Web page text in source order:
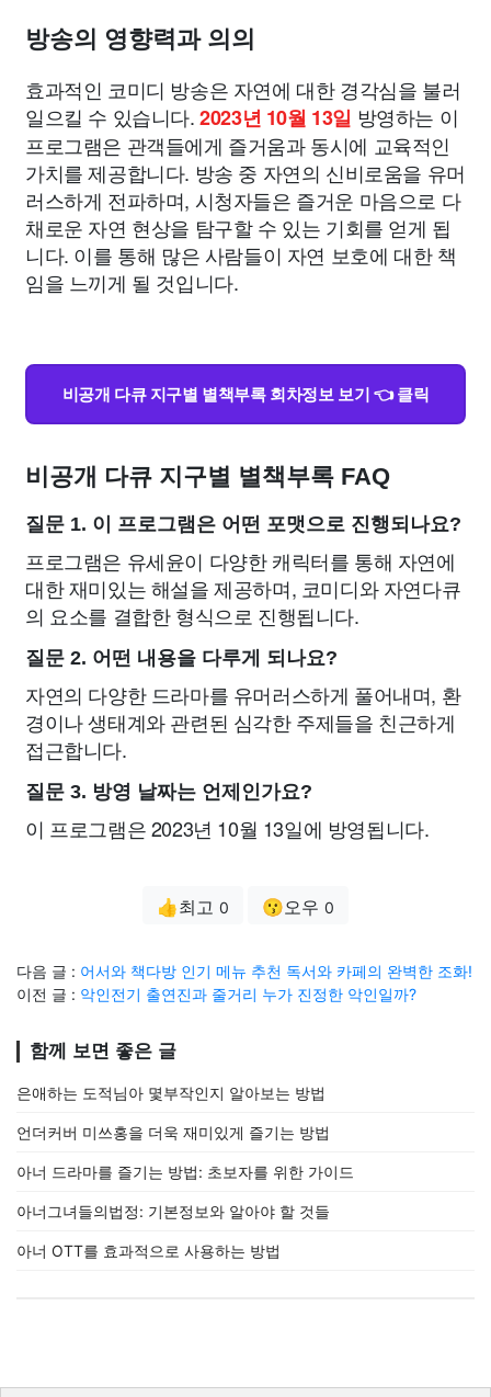
방송의 영향력과 의의
효과적인 코미디 방송은 자연에 대한 경각심을 불러
일으킬 수 있습니다.2023년 10월 13일 방영하는 이
프로그램은 관객들에게 즐거움과 동시에 교육적인
가치를 제공합니다. 방송 중 자연의 신비로움을 유머
러스하게 전파하며, 시청자들은 즐거운 마음으로 다
채로운 자연 현상을 탐구할 수 있는 기회를 얻게 됩
니다. 이를 통해 많은 사람들이 자연 보호에 대한 책
임을 느끼게 될 것입니다.
비공개 다큐 지구별 별책부록 회차정보 보기 👈 클릭
비공개 다큐 지구별 별책부록 FAQ
질문 1. 이 프로그램은 어떤 포맷으로 진행되나요?
프로그램은 유세윤이 다양한 캐릭터를 통해 자연에
대한 재미있는 해설을 제공하며, 코미디와 자연다큐
의 요소를 결합한 형식으로 진행됩니다.
질문 2. 어떤 내용을 다루게 되나요?
자연의 다양한 드라마를 유머러스하게 풀어내며, 환
경이나 생태계와 관련된 심각한 주제들을 친근하게
접근합니다.
질문 3. 방영 날짜는 언제인가요?
이 프로그램은 2023년 10월 13일에 방영됩니다.
👍최고 0 😗오우 0
다음 글 : 어서와 책다방 인기 메뉴 추천 독서와 카페의 완벽한 조화!
이전 글 : 악인전기 출연진과 줄거리 누가 진정한 악인일까?
함께 보면 좋은 글
은애하는 도적님아 몇부작인지 알아보는 방법
언더커버 미쓰홍을 더욱 재미있게 즐기는 방법
아너 드라마를 즐기는 방법: 초보자를 위한 가이드
아너그녀들의법정: 기본정보와 알아야 할 것들
아너 OTT를 효과적으로 사용하는 방법